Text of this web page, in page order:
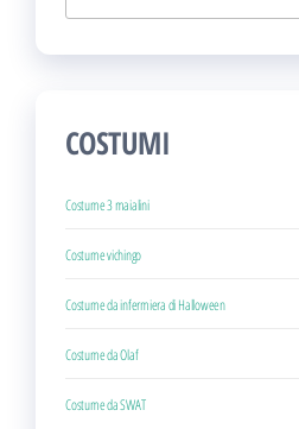
per:
COSTUMI
Costume 3 maialini
Costume vichingo
Costume da infermiera di Halloween
Costume da Olaf
Costume da SWAT